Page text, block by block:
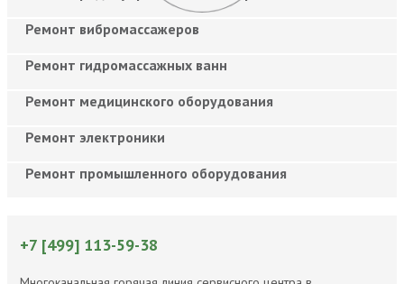
Ремонт вибромассажеров
Ремонт гидромассажных ванн
Ремонт медицинского оборудования
Ремонт электроники
Ремонт промышленного оборудования
+7 [499] 113-59-38